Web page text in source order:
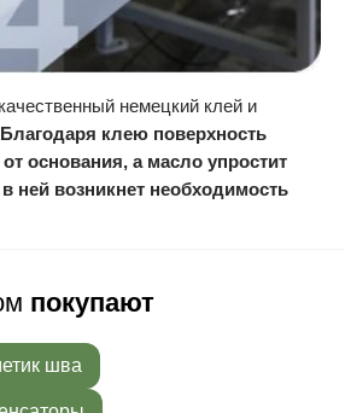
немецкий клей и
Благодаря клею поверхность
от основания, а масло упростит
ней возникнет необходимость
покупают
шва